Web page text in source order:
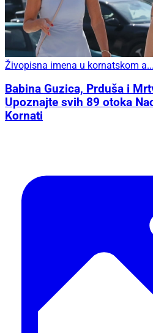
Živopisna imena u kornatskom a...
Babina Guzica, Prduša i
Upoznajte svih 89 otoka
Kornati